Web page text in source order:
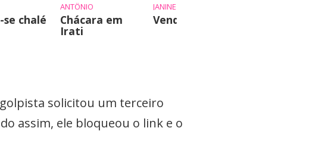
se chalé
ANTÔNIO
Chácara em
Irati
JANINE
Vende-se chalé
solicitou um terceiro
assim, ele bloqueou o link e o